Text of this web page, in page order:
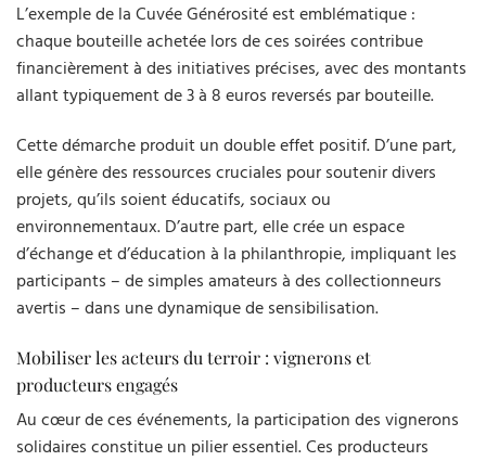
L’exemple de la Cuvée Générosité est emblématique :
chaque bouteille achetée lors de ces soirées contribue
financièrement à des initiatives précises, avec des montants
allant typiquement de 3 à 8 euros reversés par bouteille.
Cette démarche produit un double effet positif. D’une part,
elle génère des ressources cruciales pour soutenir divers
projets, qu’ils soient éducatifs, sociaux ou
environnementaux. D’autre part, elle crée un espace
d’échange et d’éducation à la philanthropie, impliquant les
participants – de simples amateurs à des collectionneurs
avertis – dans une dynamique de sensibilisation.
Mobiliser les acteurs du terroir : vignerons et
producteurs engagés
Au cœur de ces événements, la participation des vignerons
solidaires constitue un pilier essentiel. Ces producteurs